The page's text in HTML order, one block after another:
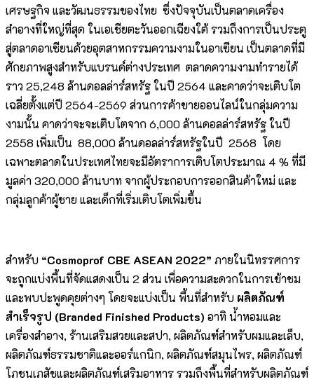
เศรษฐกิจ และวัฒนธรรมของไทย ซึ่งปัจจุบันเป็นตลาดเครื่อง
สำอางที่ใหญ่ที่สุด ในเอเชียตะวันออกเฉียงใต้ รวมถึงการเป็นประตู
สู่ตลาดอาเซียนด้วยอุตสาหกรรมความงามในอาเซียน เป็นตลาดที่มี
ศักยภาพสูงสำหรับแบรนด์ต่างประเทศ ตลาดความงามทำรายได้
ราว 25,248 ล้านดอลล่าร์สหรัฐ ในปี 2564 และคาดว่าจะเติบโต
เฉลี่ยตั้งแต่ปี 2564-2569 ส่วนการค้าขายออนไลน์ในกลุ่มความ
งามนั้น คาดว่าจะจะเติบโตจาก 6,000 ล้านดอลล่าร์สหรัฐ ในปี
2558 เพิ่มเป็น 88,000 ล้านดอลล่าร์สหรัฐในปี 2568 โดย
เฉพาะตลาดในประเทศไทยจะมีอัตราการเติบโตประมาณ 4 % ที่มี
มูลค่า 320,000 ล้านบาท จากผู้ประกอบการออกสินค้าใหม่ และ
กลุ่มลูกค้าผู้ชาย และเด็กที่เริ่มเติบโตเพิ่มขึ้น
สำหรับ “Cosmoprof CBE ASEAN 2022” ภายในนิทรรศการ
จะถูกแบ่งพื้นที่จัดแสดงเป็น 2 ส่วน เพื่อความสะดวกในการเข้าชม
และพบปะพูดคุยต่างๆ โดยจะแบ่งเป็น พื้นที่สำหรับ ผลิตภัณฑ์
สำเร็จรูป (Branded Finished Products) อาทิ น้ำหอมและ
เครื่องสำอาง, ร้านเสริมสวยและสปา, ผลิตภัณฑ์สำหรับผมและเล็บ,
ผลิตภัณฑ์ธรรมชาติและออร์แกนิก, ผลิตภัณฑ์สมุนไพร, ผลิตภัณฑ์
โภชนเภสัชและผลิตภัณฑ์เสริมอาหาร รวมถึงพื้นที่สำหรับผลิตภัณฑ์